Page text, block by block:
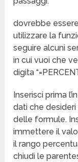
dovrebbe
utilizzare la
seguire alcuni
in cui vuoi che
digita
Inserisci prima
dati che desideri
delle formule.
immettere il
il rango
chiudi le